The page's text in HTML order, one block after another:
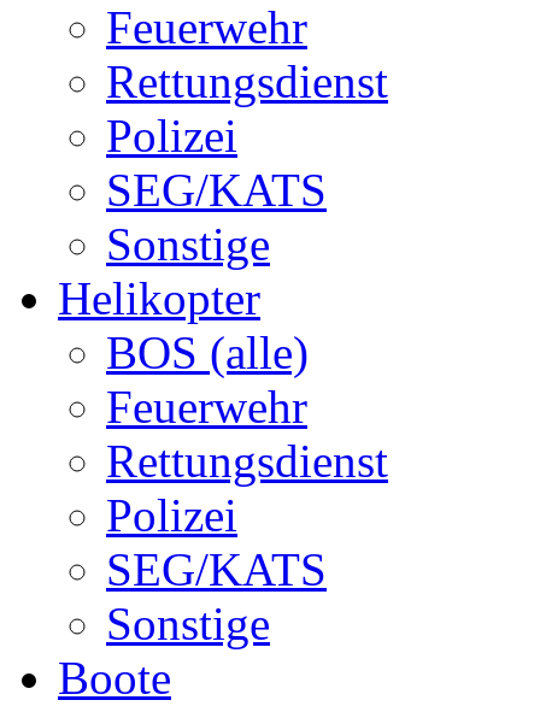
Feuerwehr
Rettungsdienst
Polizei
SEG/KATS
Sonstige
Helikopter
BOS (alle)
Feuerwehr
Rettungsdienst
Polizei
SEG/KATS
Sonstige
Boote